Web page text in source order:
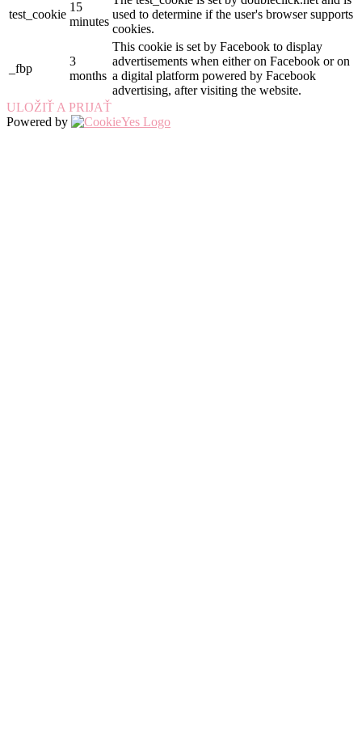
test_cookie
15
minutes
used to determine if the user's browser supports
cookies.
_fbp
3
months
This cookie is set by Facebook to display
advertisements when either on Facebook or on
a digital platform powered by Facebook
advertising, after visiting the website.
ULOŽIŤ A PRIJAŤ
Powered by